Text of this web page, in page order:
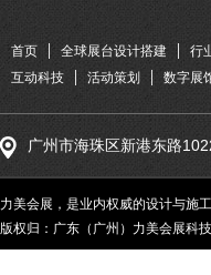
首页 全球展台设计搭建 行
互动科技
活动策划 数字展
广州市海珠区新港东路
力美会展，是业内权威的设计与施
版权归：广东（广州）力美会展科